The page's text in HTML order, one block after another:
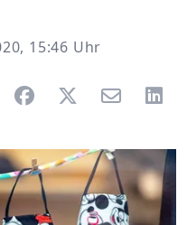
15:46 Uhr